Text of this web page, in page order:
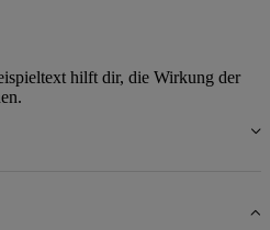
hilft dir, die Wirkung der